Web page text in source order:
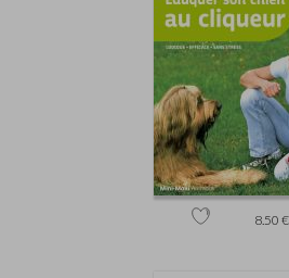
8.50 €